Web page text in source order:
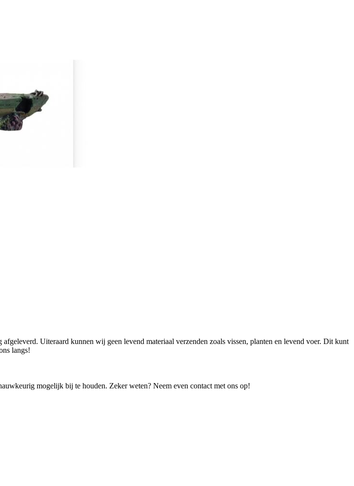
Uiteraard kunnen wij geen levend materiaal verzenden zoals vissen, planten en levend voer. Dit kunt
langs!
mogelijk bij te houden. Zeker weten? Neem even contact met ons op!